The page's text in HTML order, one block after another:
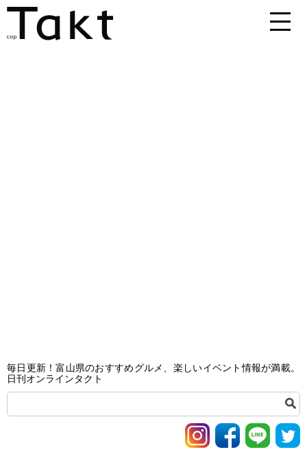
毎日更新！富山県のおすすめグルメ、楽しいイベント情報が満載。
日刊オンラインタクト